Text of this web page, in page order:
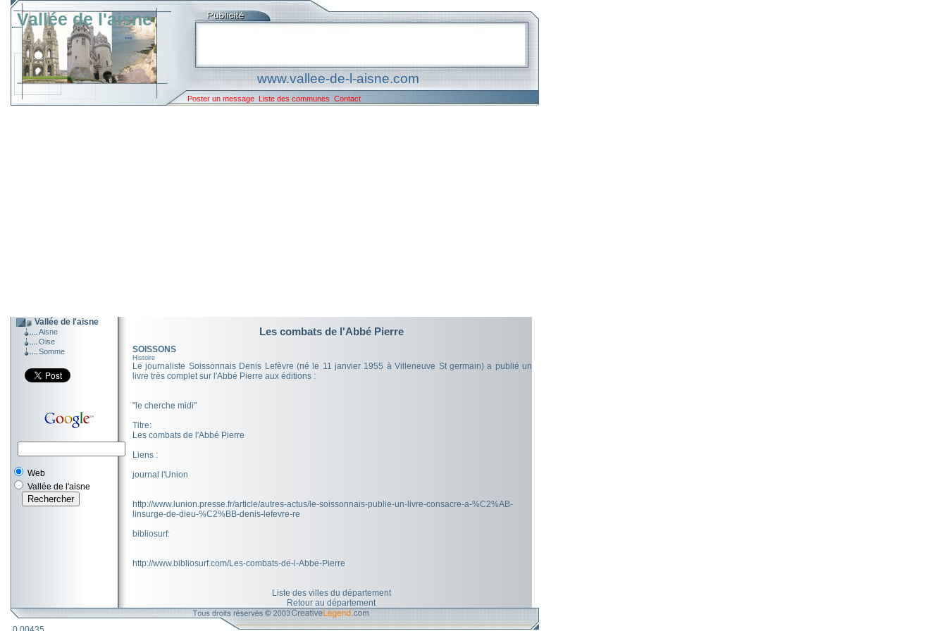
Vallée de l'aisne
www.vallee-de-l-aisne.com
Poster un message Liste des communes Contact
Vallée de l'aisne
Aisne
Oise
Somme
Web
Vallée de l'aisne
Les combats de l'Abbé Pierre
SOISSONS
Histoire
Le journaliste Soissonnais Denis Lefèvre (né le 11 janvier 1955 à Villeneuve St germain) a publié un
livre très complet sur l'Abbé Pierre aux éditions :
"le cherche midi"
Titre:
Les combats de l'Abbé Pierre
Liens :
journal l'Union
http://www.lunion.presse.fr/article/autres-actus/le-soissonnais-publie-un-livre-consacre-a-%C2%AB-
linsurge-de-dieu-%C2%BB-denis-lefevre-re
bibliosurf:
http://www.bibliosurf.com/Les-combats-de-l-Abbe-Pierre
Liste des villes du département
Retour au département